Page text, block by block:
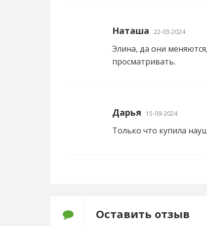
Наташа 22-03-2024
Элина, да они
просматривать.
Дарья 15-09-2024
Только что купила
Оставить отзыв